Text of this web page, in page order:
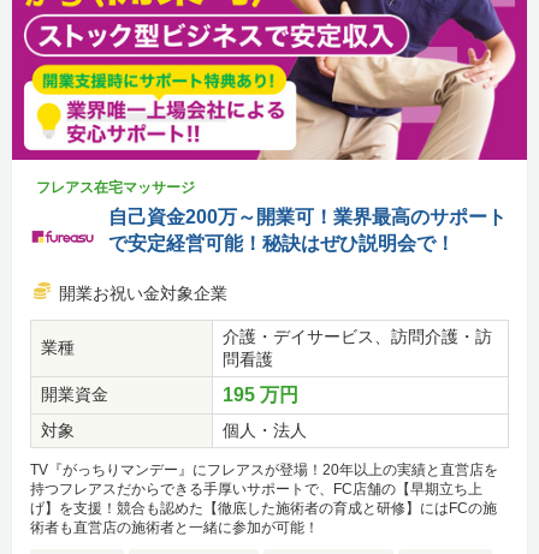
フレアス在宅マッサージ
自己資金200万～開業可！業界最高のサポート
で安定経営可能！秘訣はぜひ説明会で！
開業お祝い金対象企業
業種
介護・デイサービス、訪問介護・訪
問看護
開業資金
195 万円
対象 個人・法人
TV『がっちりマンデー』にフレアスが登場！20年以上の実績と直営店を
持つフレアスだからできる手厚いサポートで、FC店舗の【早期立ち上
げ】を支援！競合も認めた【徹底した施術者の育成と研修】にはFCの施
術者も直営店の施術者と一緒に参加が可能！